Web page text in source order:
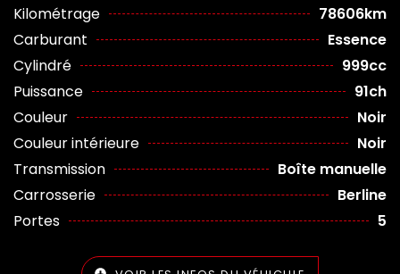
Kilométrage
78606km
Carburant
Essence
Cylindré
999cc
Puissance
91ch
Couleur
Noir
Couleur intérieure
Noir
Transmission
Boîte manuelle
Carrosserie
Berline
Portes
5